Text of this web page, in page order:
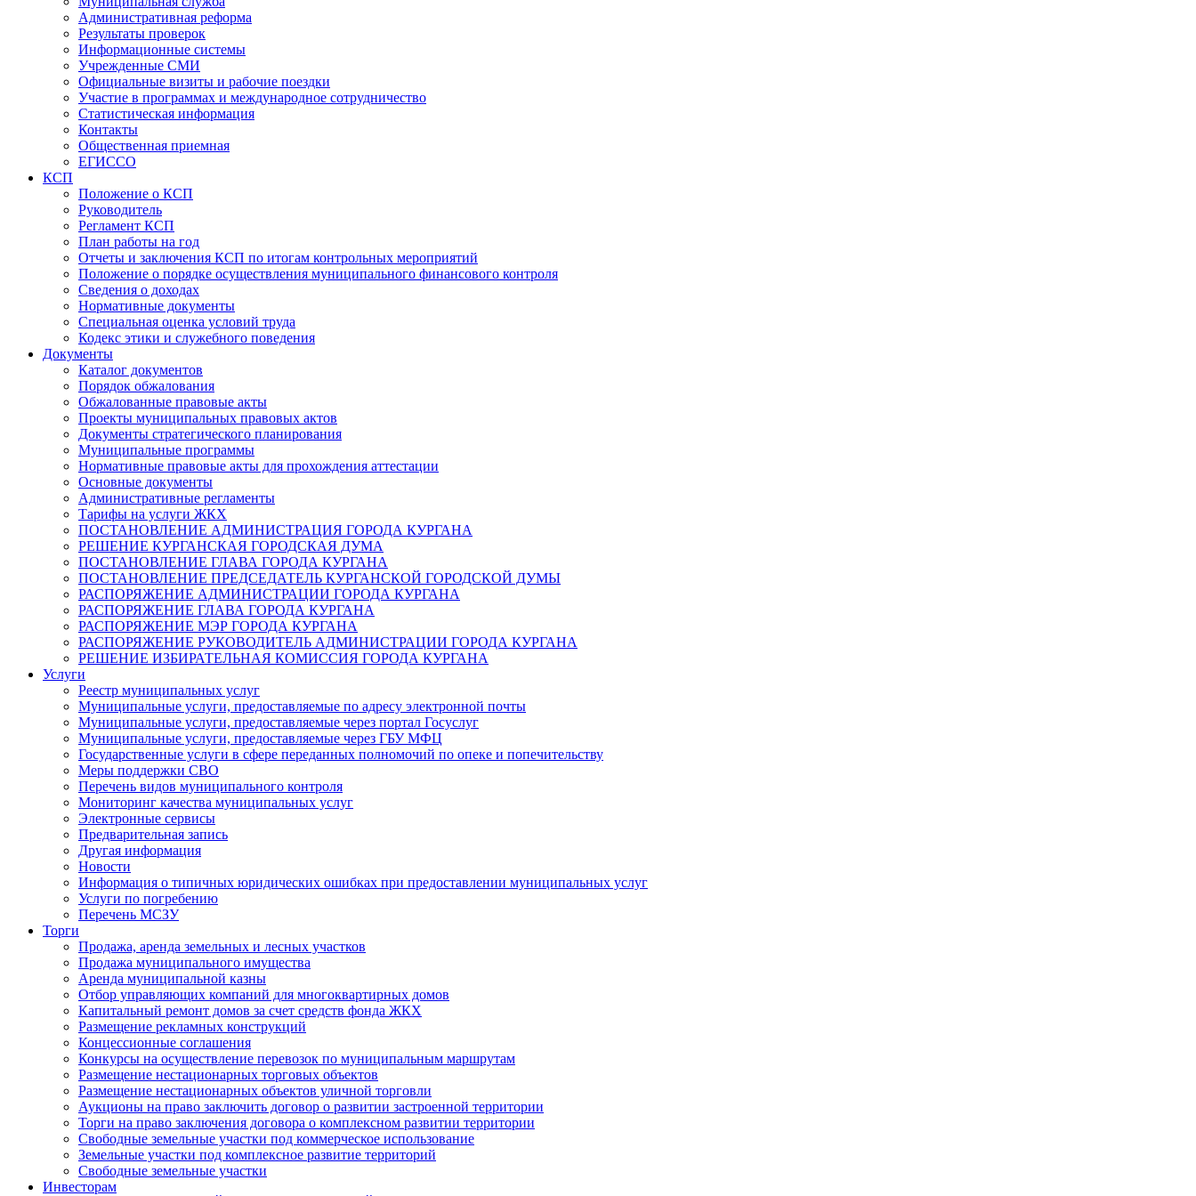
Административная реформа
Результаты проверок
Информационные системы
Учрежденные СМИ
Официальные визиты и рабочие поездки
Участие в программах и международное сотрудничество
Статистическая информация
Контакты
Общественная приемная
ЕГИССО
КСП
Положение о КСП
Руководитель
Регламент КСП
План работы на год
Отчеты и заключения КСП по итогам контрольных мероприятий
Положение о порядке осуществления муниципального финансового контроля
Сведения о доходах
Нормативные документы
Специальная оценка условий труда
Кодекс этики и служебного поведения
Документы
Каталог документов
Порядок обжалования
Обжалованные правовые акты
Проекты муниципальных правовых актов
Документы стратегического планирования
Муниципальные программы
Нормативные правовые акты для прохождения аттестации
Основные документы
Административные регламенты
Тарифы на услуги ЖКХ
ПОСТАНОВЛЕНИЕ АДМИНИСТРАЦИЯ ГОРОДА КУРГАНА
РЕШЕНИЕ КУРГАНСКАЯ ГОРОДСКАЯ ДУМА
ПОСТАНОВЛЕНИЕ ГЛАВА ГОРОДА КУРГАНА
ПОСТАНОВЛЕНИЕ ПРЕДСЕДАТЕЛЬ КУРГАНСКОЙ ГОРОДСКОЙ ДУМЫ
РАСПОРЯЖЕНИЕ АДМИНИСТРАЦИИ ГОРОДА КУРГАНА
РАСПОРЯЖЕНИЕ ГЛАВА ГОРОДА КУРГАНА
РАСПОРЯЖЕНИЕ МЭР ГОРОДА КУРГАНА
РАСПОРЯЖЕНИЕ РУКОВОДИТЕЛЬ АДМИНИСТРАЦИИ ГОРОДА КУРГАНА
РЕШЕНИЕ ИЗБИРАТЕЛЬНАЯ КОМИССИЯ ГОРОДА КУРГАНА
Услуги
Реестр муниципальных услуг
Муниципальные услуги, предоставляемые по адресу электронной почты
Муниципальные услуги, предоставляемые через портал Госуслуг
Муниципальные услуги, предоставляемые через ГБУ МФЦ
Государственные услуги в сфере переданных полномочий по опеке и попечительству
Меры поддержки СВО
Перечень видов муниципального контроля
Мониторинг качества муниципальных услуг
Электронные сервисы
Предварительная запись
Другая информация
Новости
Информация о типичных юридических ошибках при предоставлении муниципальных услуг
Услуги по погребению
Перечень МСЗУ
Торги
Продажа, аренда земельных и лесных участков
Продажа муниципального имущества
Аренда муниципальной казны
Отбор управляющих компаний для многоквартирных домов
Капитальный ремонт домов за счет средств фонда ЖКХ
Размещение рекламных конструкций
Концессионные соглашения
Конкурсы на осуществление перевозок по муниципальным маршрутам
Размещение нестационарных торговых объектов
Размещение нестационарных объектов уличной торговли
Аукционы на право заключить договор о развитии застроенной территории
Торги на право заключения договора о комплексном развитии территории
Свободные земельные участки под коммерческое использование
Земельные участки под комплексное развитие территорий
Свободные земельные участки
Инвесторам